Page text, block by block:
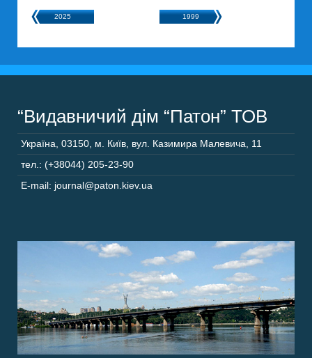
2025 1999
“Видавничий дім “Патон” ТОВ
Україна 03150 м. Київ, вул. Казимира Малевича, 11
тел.: (+38044) 205-23-90
E-mail: journal@paton.kiev.ua